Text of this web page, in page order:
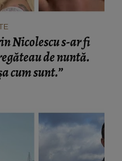
Nicolescu s-ar fi
de nuntă.
cum sunt.”